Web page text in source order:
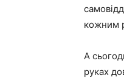
кожним
А
руках